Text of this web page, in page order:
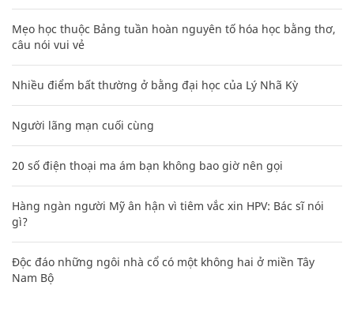
Mẹo học thuộc Bảng tuần hoàn nguyên tố hóa học bằng thơ,
câu nói vui vẻ
Nhiều điểm bất thường ở bằng đại học của Lý Nhã Kỳ
Người lãng mạn cuối cùng
20 số điện thoại ma ám bạn không bao giờ nên gọi
Hàng ngàn người Mỹ ân hận vì tiêm vắc xin HPV: Bác sĩ nói
gì?
Độc đáo những ngôi nhà cổ có một không hai ở miền Tây
Nam Bộ